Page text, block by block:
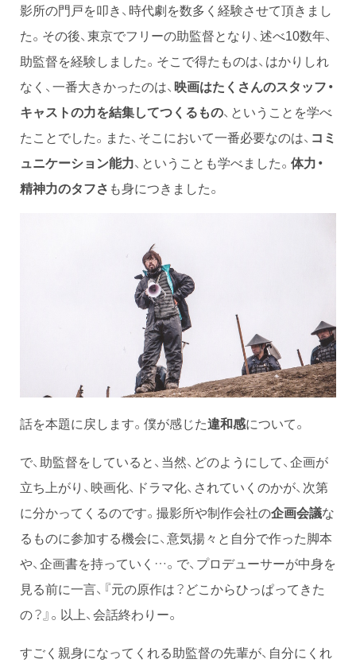
影所の門戸を叩き、時代劇を数多く経験させて頂きまし
た。その後、東京でフリーの助監督となり、述べ10数年、
助監督を経験しました。そこで得たものは、はかりしれ
なく、一番大きかったのは、映画はたくさんのスタッフ・
キャストの力を結集してつくるもの、ということを学べ
たことでした。また、そこにおいて一番必要なのは、 コミ
ュニケーション能力、ということも学べました。 体力・
精神力のタフさ も身につきました。
話を本題に戻します。僕が感じた違和感について。
で、助監督をしていると、当然、どのようにして、企画が
立ち上がり、映画化、ドラマ化、されていくのかが、次第
に分かってくるのです。撮影所や制作会社の企画会議な
るものに参加する機会に、意気揚々と自分で作った脚本
や、企画書を持っていく…。で、プロデューサーが中身を
見る前に一言、『元の原作は？どこからひっぱってきた
の？』。以上、会話終わりー。
すごく親身になってくれる助監督の先輩が、自分にくれ